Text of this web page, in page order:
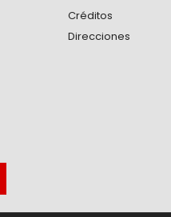
Créditos
Direcciones